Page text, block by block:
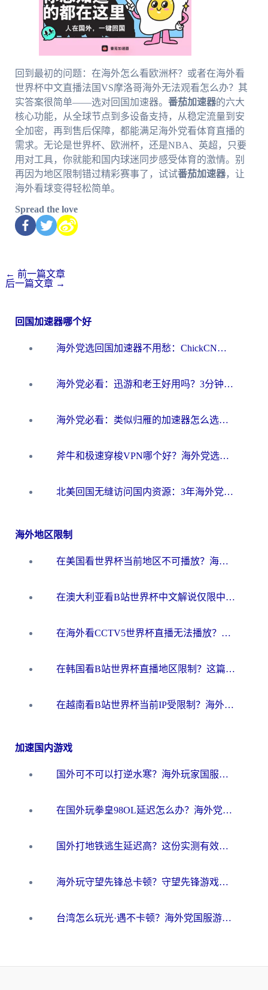
回到最初的问题：在海外怎么看欧洲杯？或者在海外看
世界杯中文直播法国VS摩洛哥海外无法观看怎么办？其
实答案很简单——选对回国加速器。 番茄加速器的六大
核心功能，从全球节点到多设备支持，从稳定流量到安
全加密，再到售后保障，都能满足海外党看体育直播的
需求。无论是世界杯、欧洲杯，还是NBA、英超，只要
用对工具，你就能和国内球迷同步感受体育的激情。别
再因为地区限制错过精彩赛事了，试试番茄加速器，让
海外看球变得轻松简单。
Spread the love
← 前一篇文章
后一篇文章 →
回国加速器哪个好
海外党选回国加速器不用愁：ChickCN和洞见哪个好？一篇搞定所有疑问
海外党必看：迅游和老王好用吗？3分钟选对加速国内网络的加速器
海外党必看：类似归雁的加速器怎么选？一篇搞定无缝访问国内资源
斧牛和极速穿梭VPN哪个好？海外党选回国加速器必看的真实对比与避坑指南
北美回国无缝访问国内资源：3年海外党亲测的加速器选择指南
海外地区限制
在美国看世界杯当前地区不可播放？海外党体育观赛终极指南来了！
在澳大利亚看B站世界杯中文解说仅限中国大陆？这篇指南帮你打破限制看遍赛事
在海外看CCTV5世界杯直播无法播放？这篇指南让你和国内球迷同步呐喊
在韩国看B站世界杯直播地区限制？这篇指南让你告别“当前地区不可播放”
在越南看B站世界杯当前IP受限制？海外党体育观赛终极指南来了
加速国内游戏
国外可不可以打逆水寒？海外玩家国服畅玩终极指南（附漫威荒野乱斗加速方案）
在国外玩拳皇98OL延迟怎么办？海外党亲测有效的低延迟指南
国外打地铁逃生延迟高？这份实测有效的低延迟指南帮你吃鸡
海外玩守望先锋总卡顿？守望先锋游戏加速器在哪里买&避坑指南（附欧洲非洲游戏实测）
台湾怎么玩光·遇不卡顿？海外党国服游戏加速终极攻略（附实测体验）